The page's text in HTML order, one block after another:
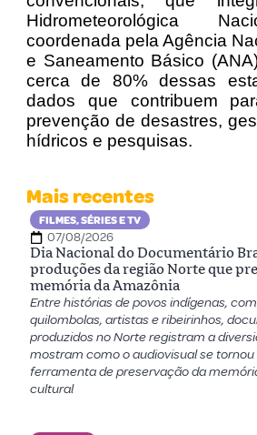
Hidrometeorológica
coordenada pela Agência
e Saneamento Básico
cerca de 80% dessas
dados que contribuem
prevenção de desastres,
hídricos e pesquisas.
Mais recentes
FILMES, SÉRIES E TV
07/08/2026
Dia Nacional do Documentário
produções da região Norte que
memória da Amazônia
Entre histórias de povos indígenas,
quilombolas, artistas e ribeirinhos,
produzidos no Norte registram a
mostram como o audiovisual se
ferramenta de preservação da
cultural